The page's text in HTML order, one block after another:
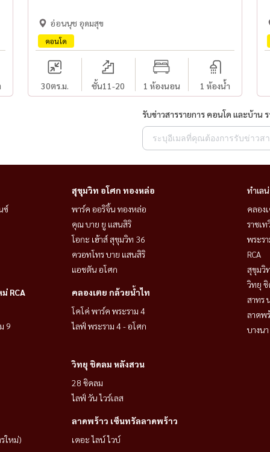
อ่อนนุช อุดมสุข
คอนโด
30ตร.ม. ชั้น11-20 1 ห้องนอน 1 ห้องน้ำ
รับข่าวสารรายการ คอนโด และบ้าน
ซ์
สุขุมวิท อโศก ทองหล่อ
พาร์ค ออริจิ้น ทองหล่อ
คุณ บาย ยู แสนสิริ
โอกะ เฮ้าส์ สุขุมวิท 36
ควอทโทร บาย แสนสิริ
แอชตัน อโศก
RCA
9
คลองเตย กล้วยน้ำไท
โคโค่ พาร์ค พระราม 4
ไลฟ์ พระราม 4 - อโศก
วิทยุ ชิดลม หลังสวน
28 ชิดลม
ไลฟ์ วัน ไวร์เลส
ใหม่)
ลาดพร้าว เซ็นทรัลลาดพร้าว
เดอะ ไลน์ ไวบ์
ทำเล
คลอง
ราชเ
พระร
RCA
สุขุมวิ
วิทยุ
สาทร
ลาดพ
บางน